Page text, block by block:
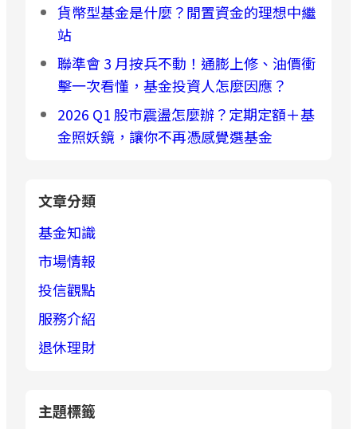
貨幣型基金是什麼？閒置資金的理想中繼
站
聯準會 3 月按兵不動！通膨上修、油價衝
擊一次看懂，基金投資人怎麼因應？
2026 Q1 股市震盪怎麼辦？定期定額＋基
金照妖鏡，讓你不再憑感覺選基金
文章分類
基金知識
市場情報
投信觀點
服務介紹
退休理財
主題標籤